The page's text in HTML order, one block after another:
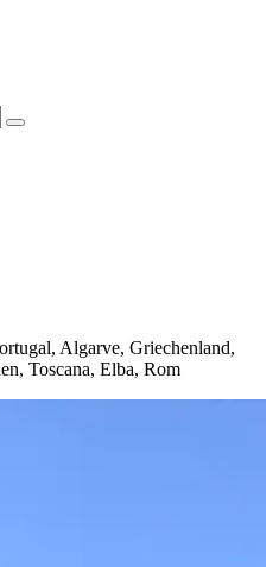
Search
Algarve, Griechenland,
Toscana, Elba, Rom